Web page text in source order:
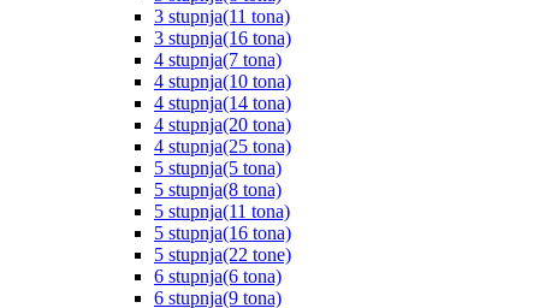
3 stupnja(11 tona)
3 stupnja(16 tona)
4 stupnja(7 tona)
4 stupnja(10 tona)
4 stupnja(14 tona)
4 stupnja(20 tona)
4 stupnja(25 tona)
5 stupnja(5 tona)
5 stupnja(8 tona)
5 stupnja(11 tona)
5 stupnja(16 tona)
5 stupnja(22 tone)
6 stupnja(6 tona)
6 stupnja(9 tona)